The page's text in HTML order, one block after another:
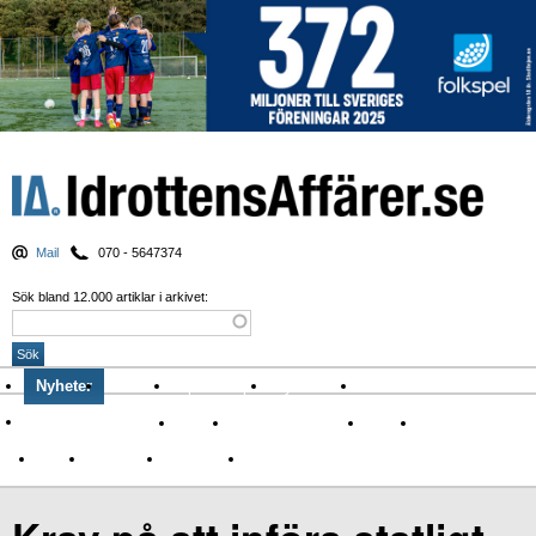
Mail 070 - 5647374
Sök bland 12.000 artiklar i arkivet:
Nyheter Krönikor Sport & spel Nyhetsbrev
Om Idrottens Affärer
Affärer I spåren av Corona Arena
Namn Sponsring TV-nyheter